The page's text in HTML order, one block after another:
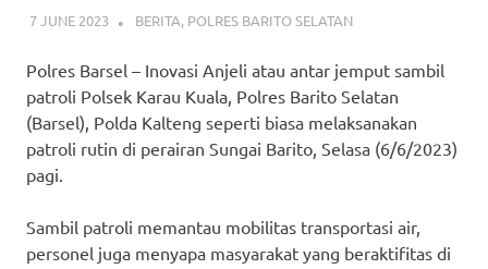
7 JUNE 2023 ADMIN_POLRESBARSEL
BERITA, POLRES BARITO SELATAN
Polres Barsel – Inovasi Anjeli atau antar jemput sambil
patroli Polsek Karau Kuala, Polres Barito Selatan
(Barsel), Polda Kalteng seperti biasa melaksanakan
patroli rutin di perairan Sungai Barito, Selasa (6/6/2023)
pagi.
Sambil patroli memantau mobilitas transportasi air,
personel juga menyapa masyarakat yang beraktifitas di